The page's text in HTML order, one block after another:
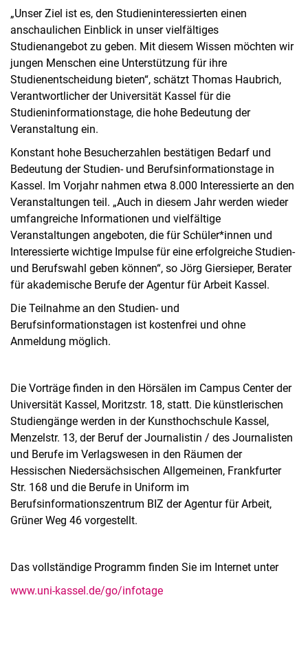
„Unser Ziel ist es, den Studieninteressierten einen
anschaulichen Einblick in unser vielfältiges
Studienangebot zu geben. Mit diesem Wissen möchten wir
jungen Menschen eine Unterstützung für ihre
Studienentscheidung bieten“, schätzt Thomas Haubrich,
Verantwortlicher der Universität Kassel für die
Studieninformationstage, die hohe Bedeutung der
Veranstaltung ein.
Konstant hohe Besucherzahlen bestätigen Bedarf und
Bedeutung der Studien- und Berufsinformationstage in
Kassel. Im Vorjahr nahmen etwa 8.000 Interessierte an den
Veranstaltungen teil. „Auch in diesem Jahr werden wieder
umfangreiche Informationen und vielfältige
Veranstaltungen angeboten, die für Schüler*innen und
Interessierte wichtige Impulse für eine erfolgreiche Studien-
und Berufswahl geben können“, so Jörg Giersieper, Berater
für akademische Berufe der Agentur für Arbeit Kassel.
Die Teilnahme an den Studien- und
Berufsinformationstagen ist kostenfrei und ohne
Anmeldung möglich.
Die Vorträge finden in den Hörsälen im Campus Center der
Universität Kassel, Moritzstr. 18, statt. Die künstlerischen
Studiengänge werden in der Kunsthochschule Kassel,
Menzelstr. 13, der Beruf der Journalistin / des Journalisten
und Berufe im Verlagswesen in den Räumen der
Hessischen Niedersächsischen Allgemeinen, Frankfurter
Str. 168 und die Berufe in Uniform im
Berufsinformationszentrum BIZ der Agentur für Arbeit,
Grüner Weg 46 vorgestellt.
Das vollständige Programm finden Sie im Internet unter
www.uni-kassel.de/go/infotage